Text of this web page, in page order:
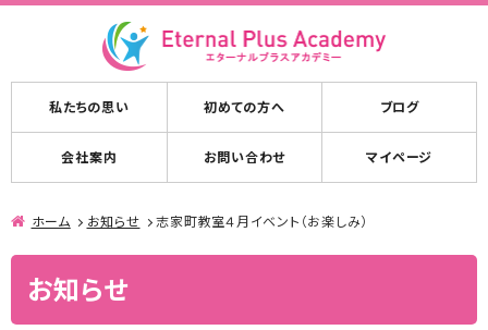
私たちの思い 初めての方へ ブログ
会社案内 お問い合わせ マイページ
ホーム お知らせ 志家町教室４月イベント（お楽しみ）
お知らせ